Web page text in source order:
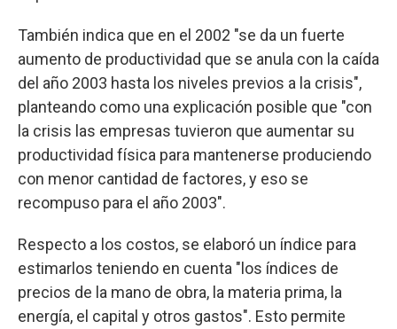
También indica que en el 2002 "se da un fuerte
aumento de productividad que se anula con la caída
del año 2003 hasta los niveles previos a la crisis",
planteando como una explicación posible que "con
la crisis las empresas tuvieron que aumentar su
productividad física para mantenerse produciendo
con menor cantidad de factores, y eso se
recompuso para el año 2003".
Respecto a los costos, se elaboró un índice para
estimarlos teniendo en cuenta "los índices de
precios de la mano de obra, la materia prima, la
energía, el capital y otros gastos". Esto permite